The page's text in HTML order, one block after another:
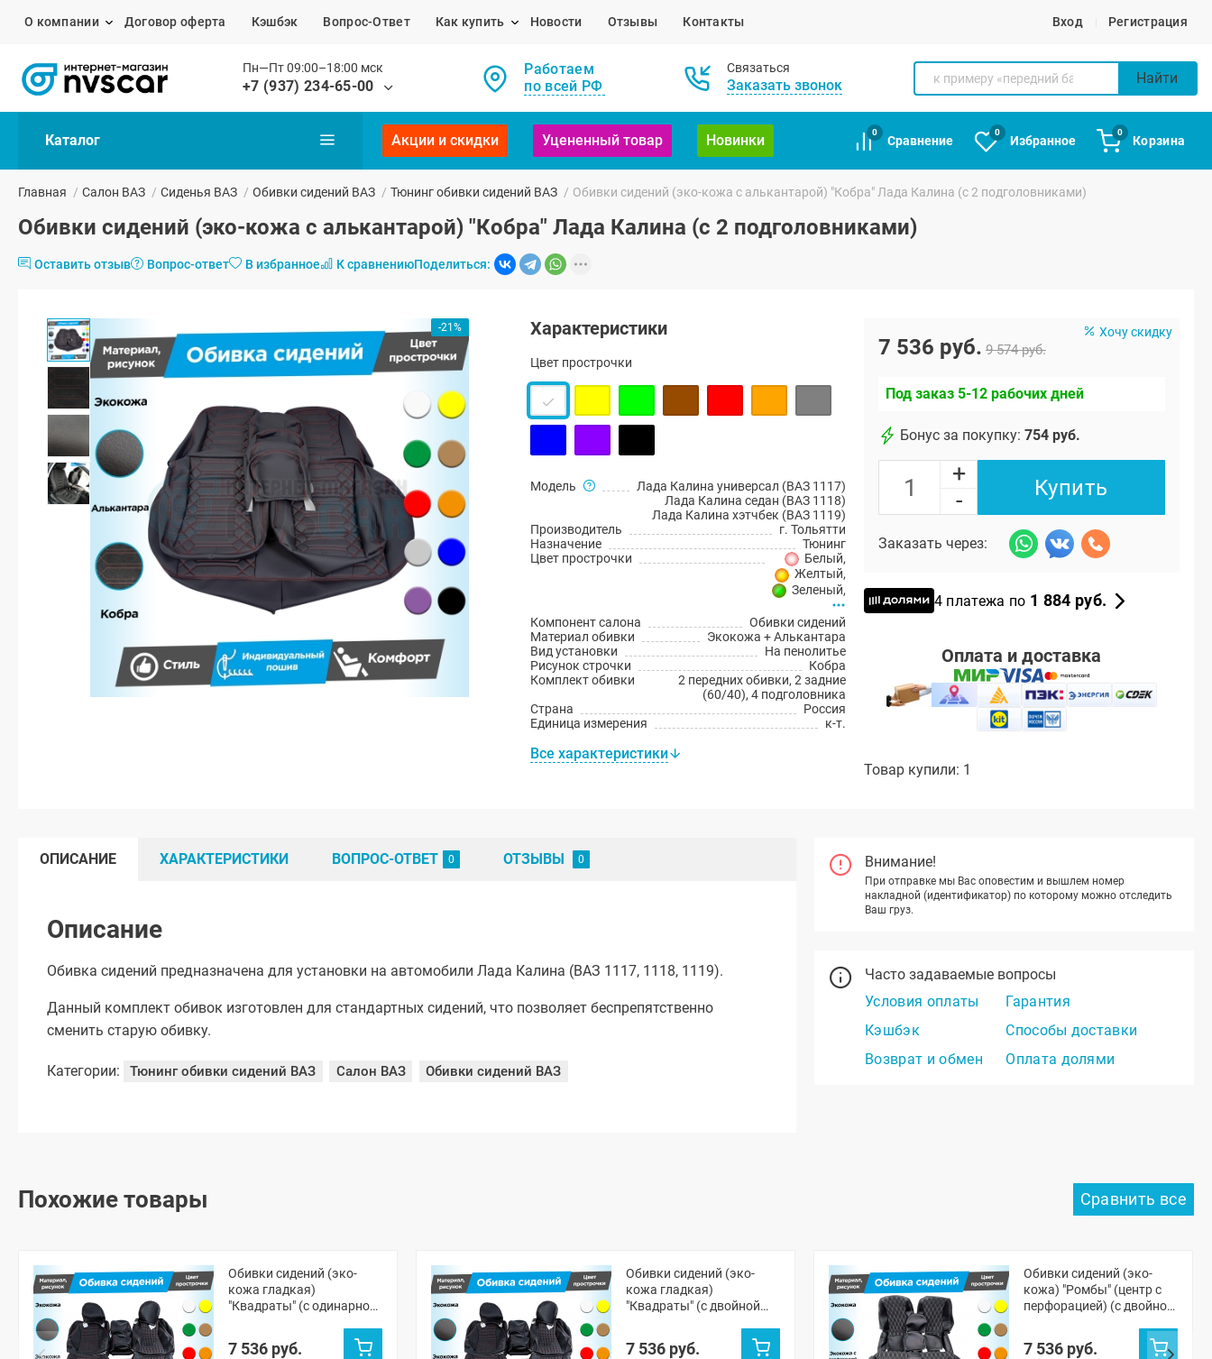
О компании Договор оферта Кэшбэк Вопрос-Ответ Как купить Новости Отзывы Контакты Вход Регистрация
Пн—Пт 09:00–18:00 мск
+7 (937) 234-65-00
Работаем
по всей РФ
Связаться
Заказать звонок Найти
Каталог Акции и скидки Уцененный товар Новинки
0
Сравнение
0
Избранное
0
Корзина
Главная / Салон ВАЗ / Сиденья ВАЗ / Обивки сидений ВАЗ / Тюнинг обивки сидений ВАЗ / Обивки сидений (эко-кожа с алькантарой) "Кобра" Лада Калина (с 2 подголовниками)
Обивки сидений (эко-кожа с алькантарой) "Кобра" Лада Калина (с 2 подголовниками)
Оставить отзыв Вопрос-ответ В избранное К сравнениюПоделиться:
-21% Характеристики
Цвет прострочки
Модель
Лада Калина универсал (ВАЗ 1117)
Лада Калина седан (ВАЗ 1118)
Лада Калина хэтчбек (ВАЗ 1119)
Производитель
г. Тольятти
Назначение
Тюнинг
Цвет прострочки
Белый,
Желтый,
Зеленый,
Компонент салона
Обивки сидений
Материал обивки
Экокожа + Алькантара
Вид установки
На пенолитье
Рисунок строчки
Кобра
Комплект обивки
2 передних обивки, 2 задние
(60/40), 4 подголовника
Страна
Россия
Единица измерения
к-т.
Все характеристики
Хочу скидку
7 536 руб. 9 574 руб.
Под заказ 5-12 рабочих дней
Бонус за покупку: 754 руб.
+
-
Купить
Заказать через:
4 платежа по 1 884 руб.
Оплата и доставка
Товар купили: 1
Внимание!
При отправке мы Вас оповестим и вышлем номер
накладной (идентификатор) по которому можно отследить
Ваш груз.
Часто задаваемые вопросы
Условия оплаты
Гарантия
Кэшбэк
Способы доставки
Возврат и обмен
Оплата долями
ОПИСАНИЕ ХАРАКТЕРИСТИКИ ВОПРОС-ОТВЕТ ОТЗЫВЫ
Описание
Обивка сидений предназначена для установки на автомобили Лада Калина (ВАЗ 1117, 1118, 1119).
Данный комплект обивок изготовлен для стандартных сидений, что позволяет беспрепятственно
сменить старую обивку.
Категории: Тюнинг обивки сидений ВАЗ Салон ВАЗ Обивки сидений ВАЗ
Похожие товары
Обивки сидений (эко-
кожа гладкая)
"Квадраты" (с одинарной
7 536 руб.
Обивки сидений (эко-
кожа гладкая)
"Квадраты" (с двойной
7 536 руб.
Обивки сидений (эко-
кожа) "Ромбы" (центр с
перфорацией) (с двойной
7 536 руб.